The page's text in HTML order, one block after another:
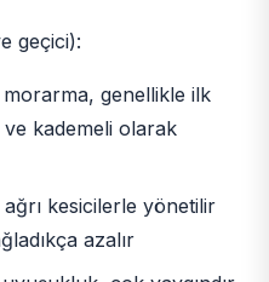
geçici):
genellikle ilk
kademeli olarak
kesicilerle yönetilir
azalır